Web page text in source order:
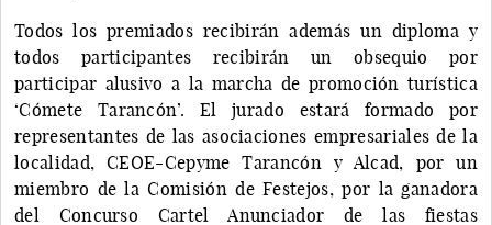
Todos los premiados recibirán además un diploma y
todos participantes recibirán un obsequio por
participar alusivo a la marcha de promoción turística
‘Cómete Tarancón’. El jurado estará formado por
representantes de las asociaciones empresariales de la
localidad, CEOE-Cepyme Tarancón y Alcad, por un
miembro de la Comisión de Festejos, por la ganadora
del Concurso Cartel Anunciador de las fiestas